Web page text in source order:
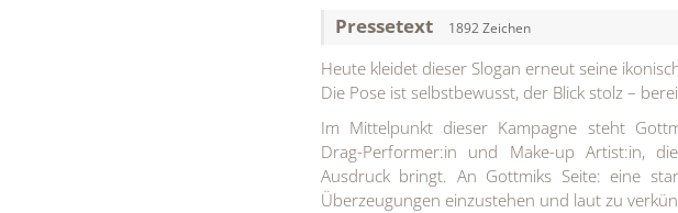
Pressetext 1892 Zeichen
Heute kleidet dieser Slogan erneut seine
Die Pose ist selbstbewusst, der Blick stolz –
Im Mittelpunkt dieser Kampagne steht
Drag-Performer:in und Make-up Artist:in,
Ausdruck bringt. An Gottmiks Seite: eine
Überzeugungen einzustehen und laut zu